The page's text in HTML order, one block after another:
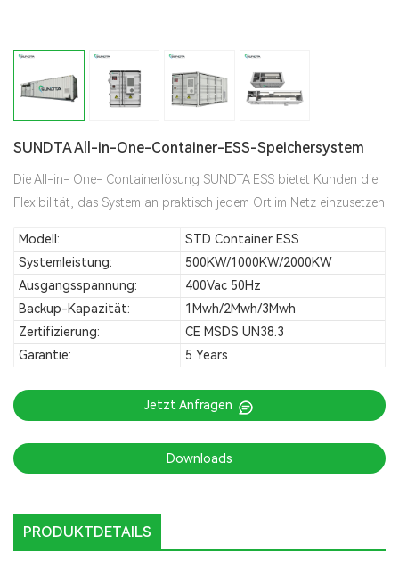
SUNDTA All-in-One-Container-ESS-Speichersystem
Die All-in- One- Containerlösung SUNDTA ESS bietet Kunden die
Flexibilität, das System an praktisch jedem Ort im Netz einzusetzen
Modell:
STD Container ESS
Systemleistung:
500KW/1000KW/2000KW
Ausgangsspannung:
400Vac 50Hz
Backup-Kapazität:
1Mwh/2Mwh/3Mwh
Zertifizierung:
CE MSDS UN38.3
Garantie:
5 Years
Jetzt Anfragen
Downloads
PRODUKTDETAILS